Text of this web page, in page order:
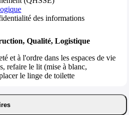
des informations
Qualité, Logistique
et à l'ordre dans les espaces de vie
refaire le lit (mise à blanc,
le linge de toilette